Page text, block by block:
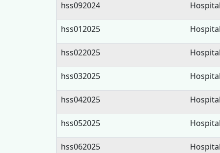
hss092024
hss012025
hss022025
hss032025
hss042025
hss052025
hss062025